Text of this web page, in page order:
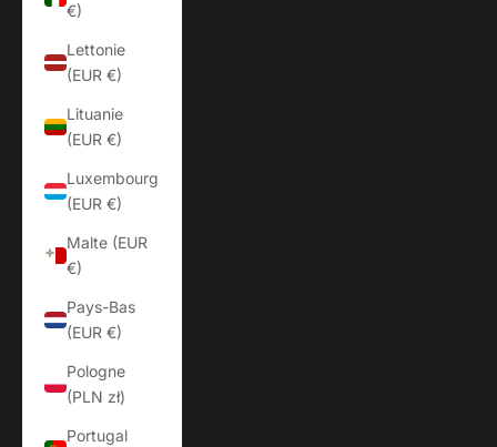
€)
Lettonie
(EUR €)
Lituanie
(EUR €)
Luxembourg
(EUR €)
Malte (EUR
€)
Pays-Bas
(EUR €)
Pologne
(PLN zł)
Portugal